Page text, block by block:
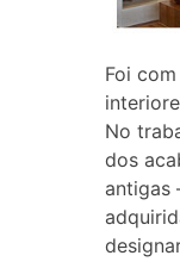
Foi
No
dos
antigas